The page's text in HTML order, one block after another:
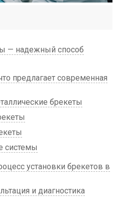
— надежный способ
предлагает современная
брекеты
системы
установки брекетов в
и диагностика